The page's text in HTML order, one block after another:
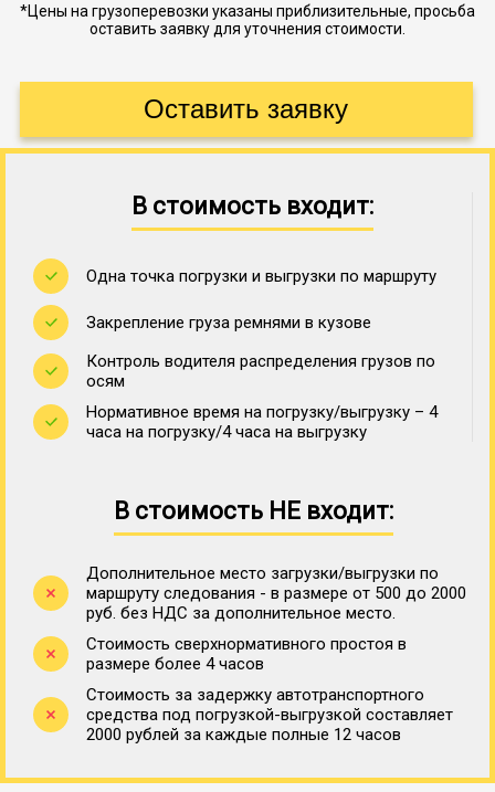
*Цены на грузоперевозки указаны приблизительные, просьба
оставить заявку для уточнения стоимости.
В стоимость входит:
Одна точка погрузки и выгрузки по маршруту
Закрепление груза ремнями в кузове
Контроль водителя распределения грузов по
осям
Нормативное время на погрузку/выгрузку – 4
часа на погрузку/4 часа на выгрузку
В стоимость НЕ входит:
Дополнительное место загрузки/выгрузки по
маршруту следования - в размере от 500 до 2000
руб. без НДС за дополнительное место.
Стоимость сверхнормативного простоя в
размере более 4 часов
Стоимость за задержку автотранспортного
средства под погрузкой-выгрузкой составляет
2000 рублей за каждые полные 12 часов